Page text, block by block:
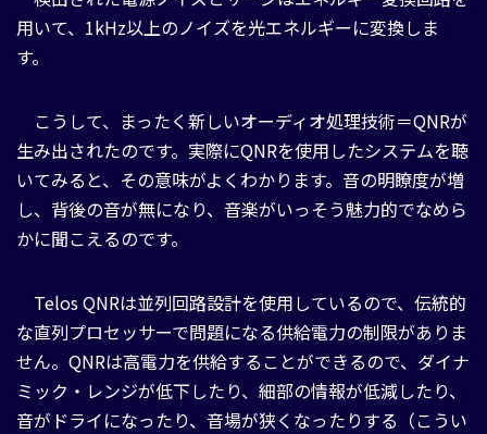
用いて、1kHz以上のノイズを光エネルギーに変換しま
す。
こうして、まったく新しいオーディオ処理技術＝QNRが
生み出されたのです。実際にQNRを使用したシステムを聴
いてみると、その意味がよくわかります。音の明瞭度が増
し、背後の音が無になり、音楽がいっそう魅力的でなめら
かに聞こえるのです。
Telos QNRは並列回路設計を使用しているので、伝統的
な直列プロセッサーで問題になる供給電力の制限がありま
せん。QNRは高電力を供給することができるので、ダイナ
ミック・レンジが低下したり、細部の情報が低減したり、
音がドライになったり、音場が狭くなったりする（こうい